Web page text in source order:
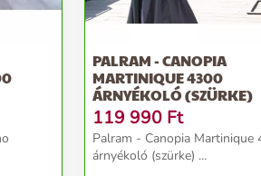
PALRAM - CANOPIA
MARTINIQUE 4300
ÁRNYÉKOLÓ (SZÜRKE)
119 990 Ft
Palram - Canopia Martinique
árnyékoló (szürke) ...